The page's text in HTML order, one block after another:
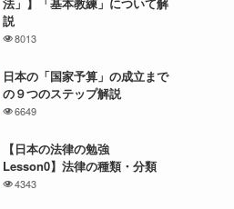
説
8013
日本の「国家予算」の成立まで
の９つのステップ解説
6649
【日本の法律の勉強
Lesson0】法律の種類・分類
4343